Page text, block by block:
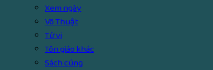
Xem ngày
Võ Thuật
Tử vi
Tôn giáo khác
Sách cúng